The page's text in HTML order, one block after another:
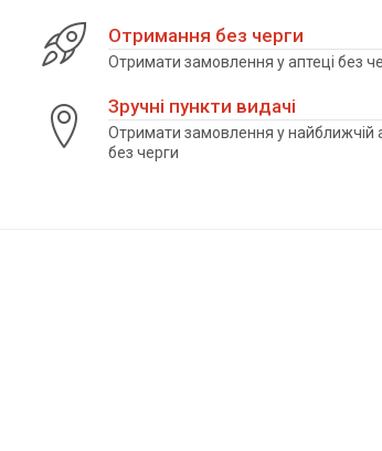
Отримання без черги
Отримати замовлення у аптеці без
Зручні пункти видачі
Отримати замовлення у найближчій
без черги